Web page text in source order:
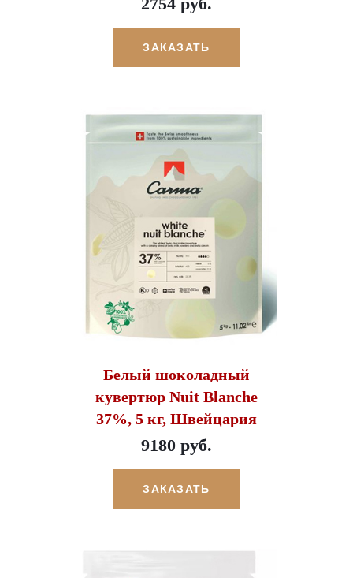
ЗАКАЗАТЬ
Белый шоколадный
кувертюр Nuit Blanche
37%, 5 кг, Швейцария
9180 руб.
ЗАКАЗАТЬ